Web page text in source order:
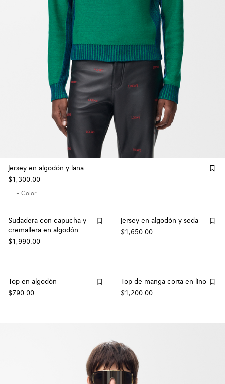
Jersey en algodón y lana
$1,300.00
+ Color
Sudadera con capucha y
cremallera en algodón
$1,990.00
Jersey en algodón y seda
$1,650.00
Top en algodón
$790.00
Top de manga corta en lino
$1,200.00